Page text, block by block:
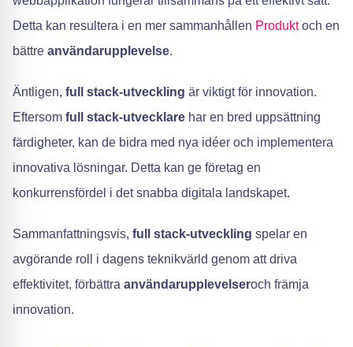
Detta kan resultera i en mer sammanhållen Produktoch en
bättre användarupplevelse.
Äntligen, full stack-utveckling är viktigt för innovation.
Eftersom full stack-utvecklare har en bred uppsättning
färdigheter, kan de bidra med nya idéer och implementera
innovativa lösningar. Detta kan ge företag en
konkurrensfördel i det snabba digitala landskapet.
Sammanfattningsvis, full stack-utveckling spelar en
avgörande roll i dagens teknikvärld genom att driva
effektivitet, förbättra användarupplevelseroch främja
innovation.